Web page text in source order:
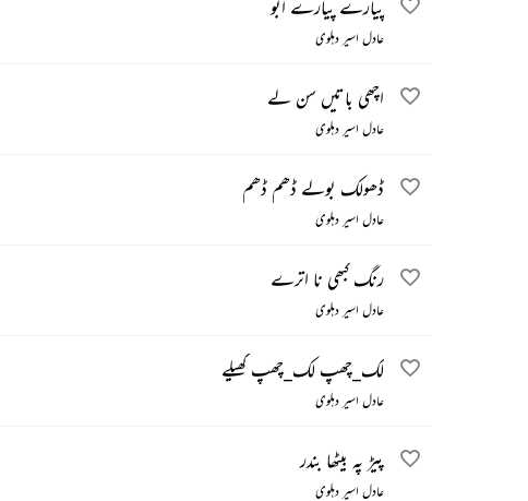
پیارے پیارے ابو
عادل اسیر دہلوی
اچھی باتیں سن لے
عادل اسیر دہلوی
ڈھولک بولے ڈھم ڈھم
عادل اسیر دہلوی
رنگ کبھی نا اترے
عادل اسیر دہلوی
لک_چھپ لک_چھپ کھیلے
عادل اسیر دہلوی
پیڑ پہ بیٹھا بندر
عادل اسیر دہلوی